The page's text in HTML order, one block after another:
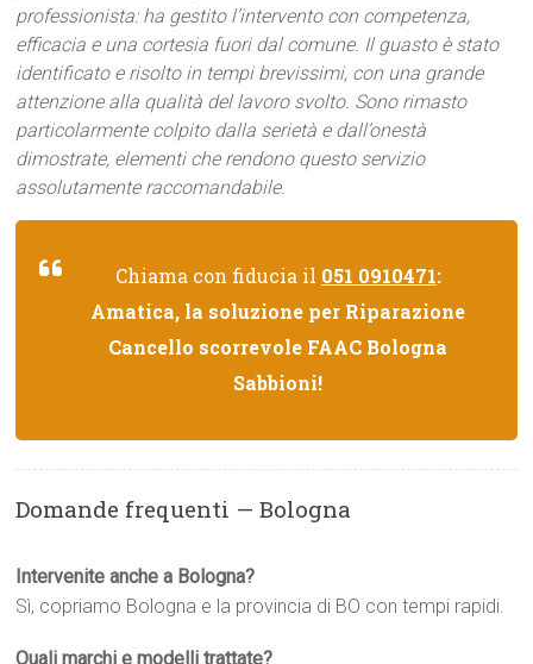
professionista: ha gestito l’intervento con competenza,
efficacia e una cortesia fuori dal comune. Il guasto è stato
identificato e risolto in tempi brevissimi, con una grande
attenzione alla qualità del lavoro svolto. Sono rimasto
particolarmente colpito dalla serietà e dall’onestà
dimostrate, elementi che rendono questo servizio
assolutamente raccomandabile.
Chiama con fiducia il 051 0910471:
Amatica, la soluzione per Riparazione
Cancello scorrevole FAAC Bologna
Sabbioni!
Domande frequenti — Bologna
Intervenite anche a Bologna?
Sì, copriamo Bologna e la provincia di BO con tempi rapidi.
Quali marchi e modelli trattate?